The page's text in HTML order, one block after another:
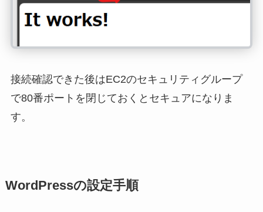
接続確認できた後はEC2のセキュリティグループ
で80番ポートを閉じておくとセキュアになりま
す。
WordPressの設定手順